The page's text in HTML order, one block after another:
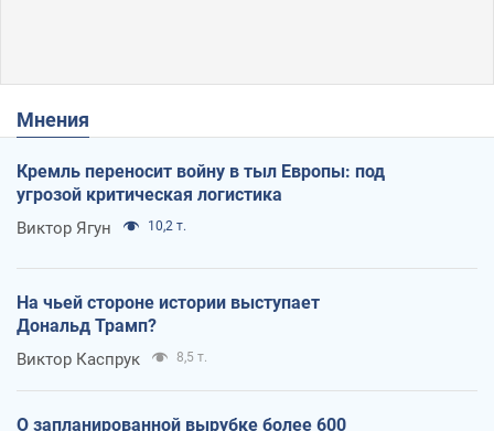
Мнения
Кремль переносит войну в тыл Европы: под
угрозой критическая логистика
Виктор Ягун 10,2 т.
На чьей стороне истории выступает
Дональд Трамп?
Виктор Каспрук 8,5 т.
О запланированной вырубке более 600